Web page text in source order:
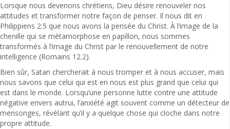
Lorsque nous devenons chrétiens, Dieu désire renouveler nos
attitudes et transformer notre façon de penser. Il nous dit en
Philippiens 2.5 que nous avons la pensée du Christ. À l’image de la
chenille qui se métamorphose en papillon, nous sommes
transformés à l’image du Christ par le renouvellement de notre
intelligence (Romains 12.2).
Bien sûr, Satan chercherait à nous tromper et à nous accuser, mais
nous savons que celui qui est en nous est plus grand que celui qui
est dans le monde. Lorsqu’une personne lutte contre une attitude
négative envers autrui, l’anxiété agit souvent comme un détecteur de
mensonges, révélant qu’il y a quelque chose qui cloche dans notre
propre attitude.